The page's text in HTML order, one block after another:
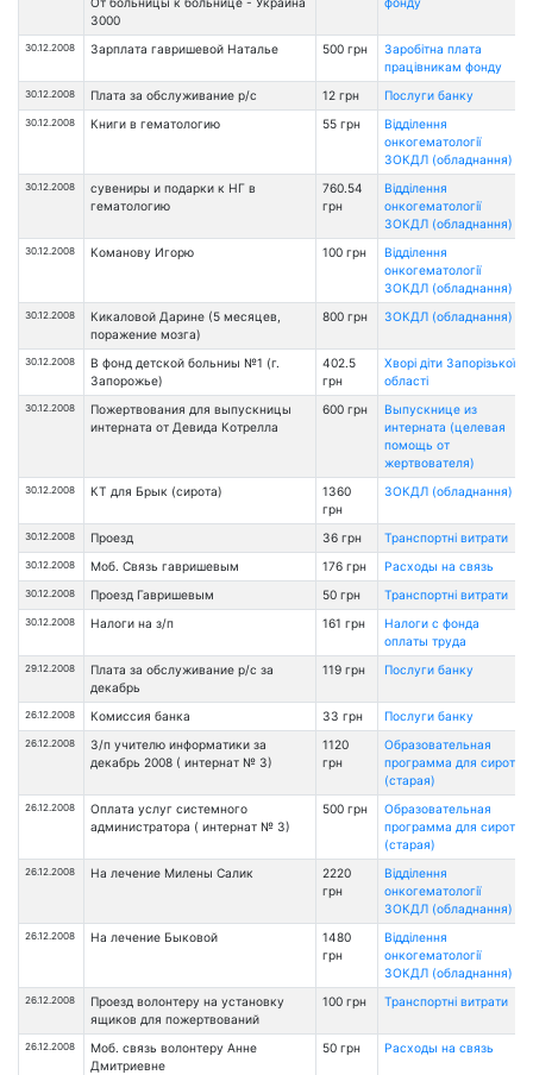
3000
30.12.2008 Зарплата гавришевой Наталье 500 грн
Заробітна плата
працівникам фонду
30.12.2008 Плата за обслуживание р/с 12 грн Послуги банку
30.12.2008 Книги в гематологию 55 грн
Відділення
онкогематології
ЗОКДЛ (обладнання)
30.12.2008
сувениры и подарки к НГ в
гематологию
760.54
грн
Відділення
онкогематології
ЗОКДЛ (обладнання)
30.12.2008 Команову Игорю 100 грн
Відділення
онкогематології
ЗОКДЛ (обладнання)
30.12.2008
Кикаловой Дарине (5 месяцев,
поражение мозга)
800 грн ЗОКДЛ (обладнання)
30.12.2008
В фонд детской больниы №1 (г.
Запорожье)
402.5
грн
Хворі діти Запорізької
області
30.12.2008
Пожертвования для выпускницы
интерната от Девида Котрелла
600 грн
Выпускнице из
интерната (целевая
помощь от
жертвователя)
30.12.2008 КТ для Брык (сирота)
1360
грн
ЗОКДЛ (обладнання)
30.12.2008 Проезд 36 грн Транспортні витрати
30.12.2008 Моб. Связь гавришевым 176 грн Расходы на связь
30.12.2008 Проезд Гавришевым 50 грн Транспортні витрати
30.12.2008 Налоги на з/п 161 грн
Налоги с фонда
оплаты труда
29.12.2008
Плата за обслуживание р/с за
декабрь
119 грн Послуги банку
26.12.2008 Комиссия банка 33 грн Послуги банку
26.12.2008
З/п учителю информатики за
декабрь 2008 ( интернат № 3)
1120
грн
Образовательная
программа для сирот
(старая)
26.12.2008
Оплата услуг системного
администратора ( интернат № 3)
500 грн
Образовательная
программа для сирот
(старая)
26.12.2008 На лечение Милены Салик
2220
грн
Відділення
онкогематології
ЗОКДЛ (обладнання)
26.12.2008 На лечение Быковой
1480
грн
Відділення
онкогематології
ЗОКДЛ (обладнання)
26.12.2008
Проезд волонтеру на установку
ящиков для пожертвований
100 грн Транспортні витрати
26.12.2008
Моб. связь волонтеру Анне
Дмитриевне
50 грн Расходы на связь